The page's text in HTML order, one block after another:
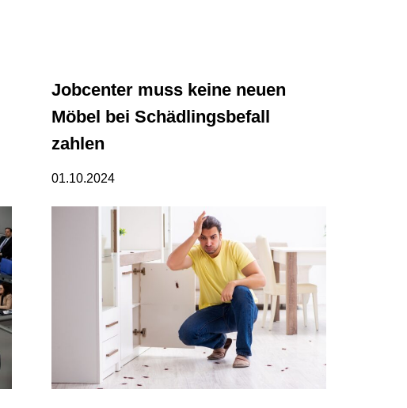
Jobcenter muss keine neuen
Möbel bei Schädlingsbefall
zahlen
01.10.2024